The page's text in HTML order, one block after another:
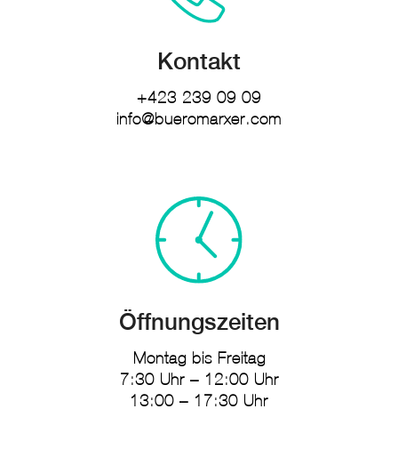
Kontakt
+423 239 09 09
info@bueromarxer.com
Öffnungszeiten
Montag bis Freitag
7:30 Uhr – 12:00 Uhr
13:00 – 17:30 Uhr